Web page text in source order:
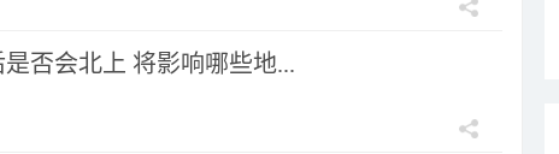
否会北上 将影响哪些地...